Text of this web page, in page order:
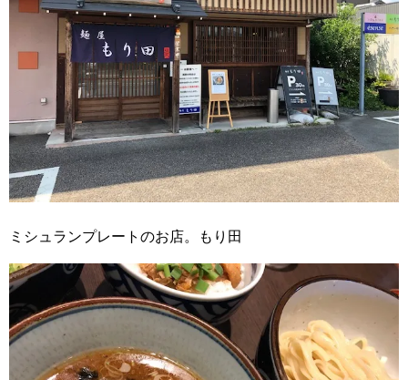
ミシュランプレートのお店。もり田